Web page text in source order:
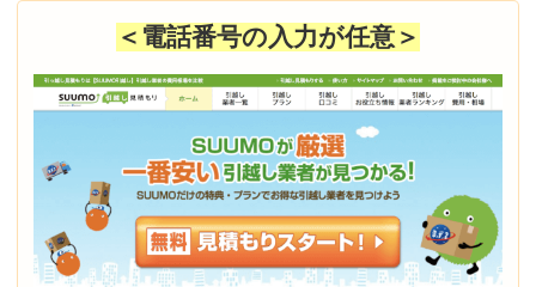
＜電話番号の入力が任意＞